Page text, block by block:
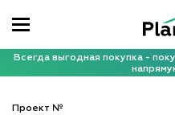
Всегда выгодная покупка -
Проект №